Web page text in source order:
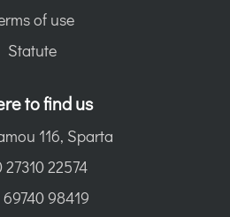
of use
Statute
to find us
116, Sparta
27310 22574
98419